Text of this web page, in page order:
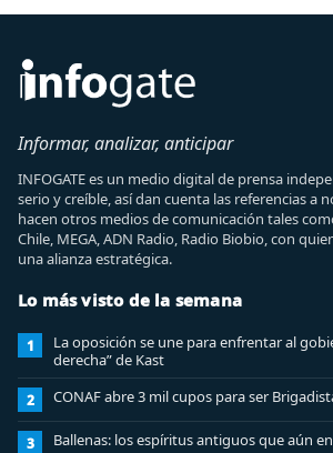
Informar, analizar, anticipar
INFOGATE es un medio digital de prensa
serio y creíble, así dan cuenta las referencias a
hacen otros medios de comunicación tales
Chile, MEGA, ADN Radio, Radio Biobio, con
una alianza estratégica.
Lo más visto de la semana
1
La oposición se une para enfrentar al
derecha” de Kast
2 CONAF abre 3 mil cupos para ser
3 Ballenas: los espíritus antiguos que aún